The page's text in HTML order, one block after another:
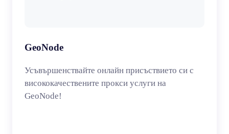
GeoNode
Усъвършенствайте онлайн присъствието си с
висококачествените прокси услуги на
GeoNode!